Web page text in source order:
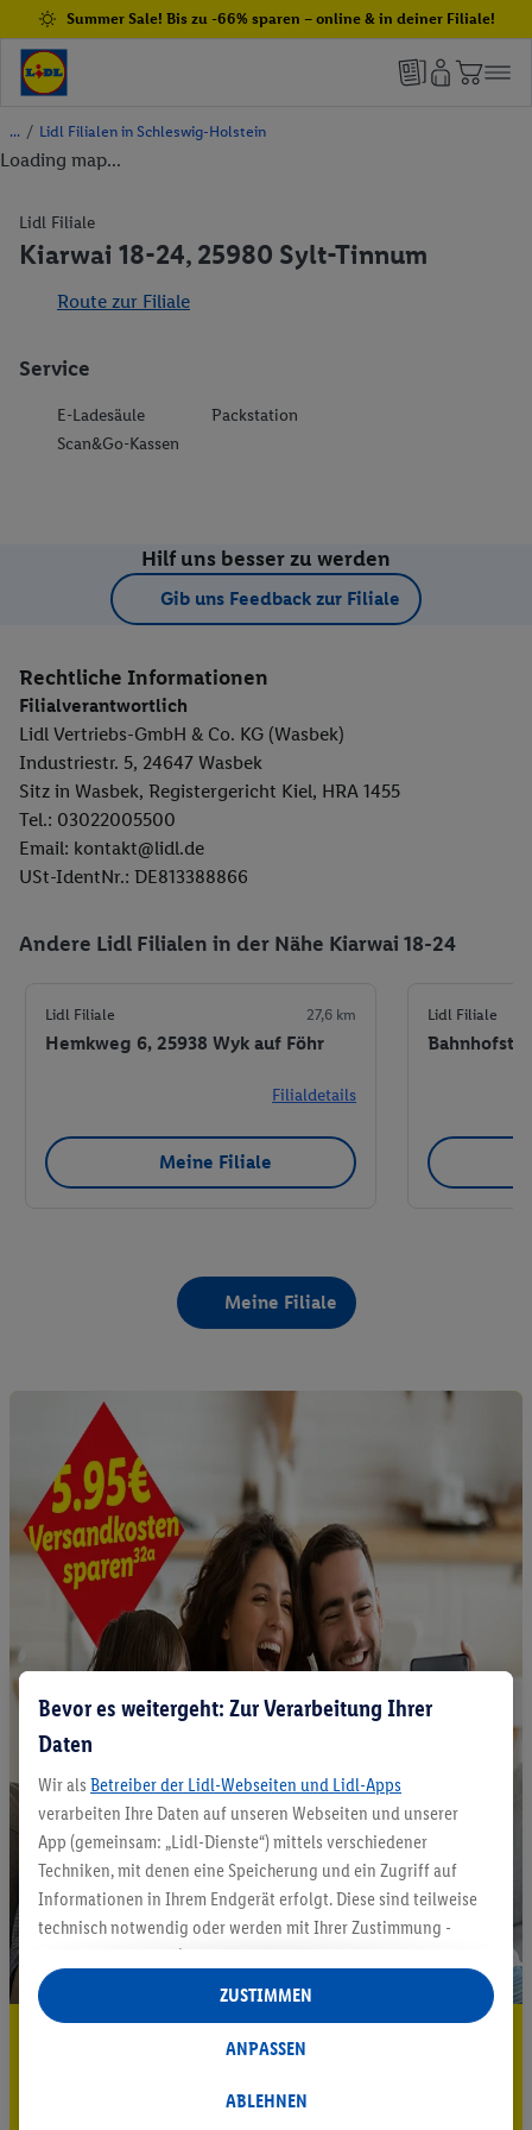
Summer Sale! Bis zu -66% sparen – online & in deiner Filiale!
/ Lidl Filialen in Schleswig-Holstein
Loading map...
Lidl Filiale
Kiarwai 18-24, 25980 Sylt-Tinnum
Route zur Filiale
Service
E-Ladesäule
Packstation
Scan&Go-Kassen
Hilf uns besser zu werden
Gib uns Feedback zur Filiale
Rechtliche Informationen
Filialverantwortlich
Lidl Vertriebs-GmbH & Co. KG (Wasbek)
Industriestr. 5, 24647 Wasbek
Sitz in Wasbek, Registergericht Kiel, HRA 1455
Tel.: 03022005500
Email: kontakt@lidl.de
USt-IdentNr.: DE813388866
Andere Lidl Filialen in der Nähe Kiarwai 18-24
Lidl Filiale 27,6 km
Hemkweg 6, 25938 Wyk auf Föhr
Filialdetails
Meine Filiale
Lidl Filiale
Bahnhofstr.
Meine Filiale
5.95 € Versand sparen³²ᵃ
Bevor es weitergeht: Zur Verarbeitung Ihrer
Daten
Wir als Betreiber der Lidl-Webseiten und Lidl-Apps
verarbeiten Ihre Daten auf unseren Webseiten und unserer
App (gemeinsam: „Lidl-Dienste“) mittels verschiedener
Techniken, mit denen eine Speicherung und ein Zugriff auf
Informationen in Ihrem Endgerät erfolgt. Diese sind teilweise
technisch notwendig oder werden mit Ihrer Zustimmung -
auch durch Partner (u.a.
Verantwortliche; im Zusammenhang mit dem IAB TCF
insgesamt
Statistik-Erstellung oder für personalisierte Werbung
Datenverarbeitungen für personalisierte Werbung werden
ABLEHNEN
ANPASSEN
ZUSTIMMEN